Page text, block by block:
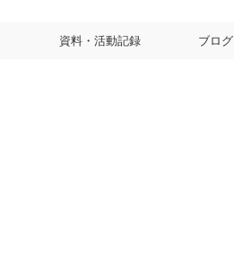
資料・活動記録 ブログ